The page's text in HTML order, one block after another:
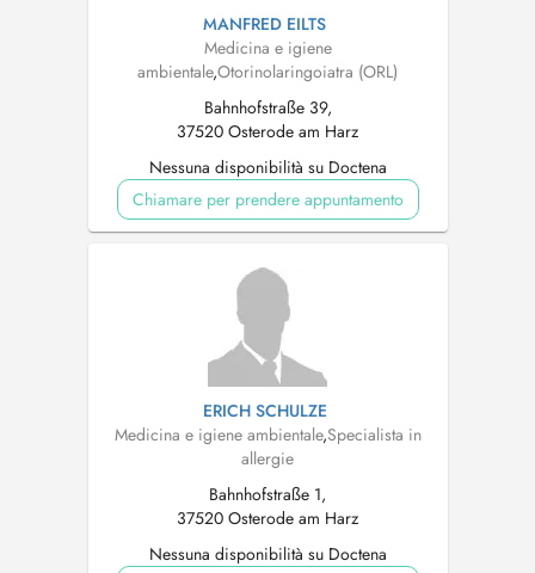
MANFRED EILTS
Medicina e igiene
ambientale,Otorinolaringoiatra (ORL)
Bahnhofstraße 39,
37520 Osterode am Harz
Nessuna disponibilità su Doctena
Chiamare per prendere appuntamento
ERICH SCHULZE
Medicina e igiene ambientale,Specialista in
allergie
Bahnhofstraße 1,
37520 Osterode am Harz
Nessuna disponibilità su Doctena